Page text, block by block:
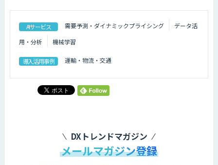
AIサービス 需要予測・ダイナミックプライシング
データ活
用・分析
機械学習
導入活用事例 運輸・物流・交通
DXトレンドマガジン
メールマガジン登録